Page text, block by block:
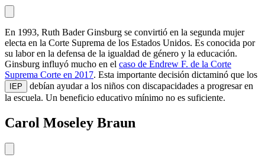
En 1993, Ruth Bader Ginsburg se convirtió en la segunda mujer
electa en la Corte Suprema de los Estados Unidos. Es conocida por
su labor en la defensa de la igualdad de género y la educación.
Ginsburg influyó mucho en el caso de Endrew F. de la Corte
Suprema Corte en 2017. Esta importante decisión dictaminó que los
IEP
debían ayudar a los niños con discapacidades a progresar en
la escuela. Un beneficio educativo mínimo no es suficiente.
Carol Moseley Braun